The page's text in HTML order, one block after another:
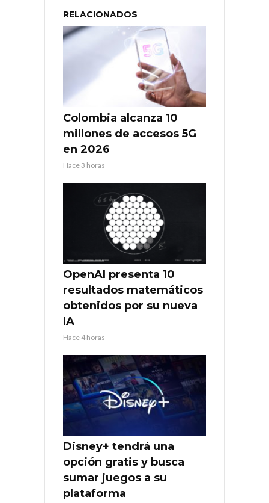
RELACIONADOS
Colombia alcanza 10
millones de accesos 5G
en 2026
Hace 3 horas
OpenAI presenta 10
resultados matemáticos
obtenidos por su nueva
IA
Hace 4 horas
Disney+ tendrá una
opción gratis y busca
sumar juegos a su
plataforma